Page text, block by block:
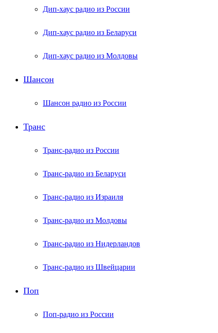
Дип-хаус радио из России
Дип-хаус радио из Беларуси
Дип-хаус радио из Молдовы
Шансон
Шансон радио из России
Транс
Транс-радио из России
Транс-радио из Беларуси
Транс-радио из Израиля
Транс-радио из Молдовы
Транс-радио из Нидерландов
Транс-радио из Швейцарии
Поп
Поп-радио из России